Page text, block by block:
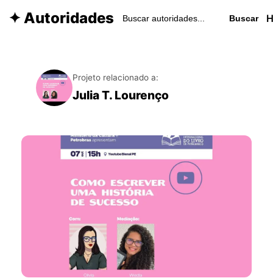
✦ Autoridades Buscar
Projeto relacionado a:
Julia T. Lourenço